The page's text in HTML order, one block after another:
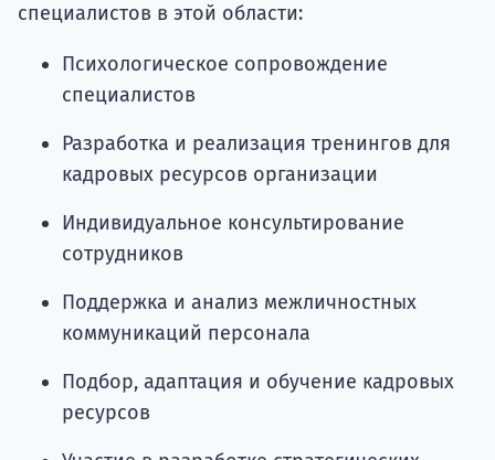
специалистов в этой области:
Психологическое сопровождение
специалистов
Разработка и реализация тренингов для
кадровых ресурсов организации
Индивидуальное консультирование
сотрудников
Поддержка и анализ межличностных
коммуникаций персонала
Подбор, адаптация и обучение кадровых
ресурсов